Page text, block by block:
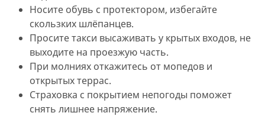
Носите обувь с протектором, избегайте
скользких шлёпанцев.
Просите такси высаживать у крытых входов, не
выходите на проезжую часть.
При молниях откажитесь от мопедов и
открытых террас.
Страховка с покрытием непогоды поможет
снять лишнее напряжение.